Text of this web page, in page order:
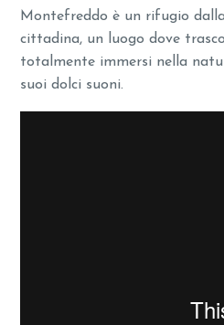
Montefreddo è un rifugio
cittadina, un luogo dove
totalmente immersi nella
suoi dolci suoni.